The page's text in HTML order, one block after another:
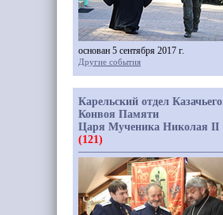
основан 5 сентября 2017 г.
Другие события
Карельский отдел Казачьего
Конвоя Памяти
Царя Мученика Николая II
(121)